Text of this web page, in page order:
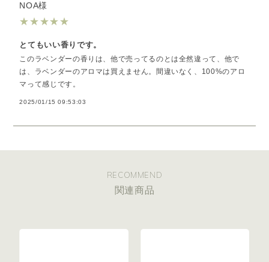
NOA様
★★★★★
とてもいい香りです。
このラベンダーの香りは、他で売ってるのとは全然違って、他で
は、ラベンダーのアロマは買えません。間違いなく、100%のアロ
マって感じです。
2025/01/15 09:53:03
RECOMMEND
関連商品